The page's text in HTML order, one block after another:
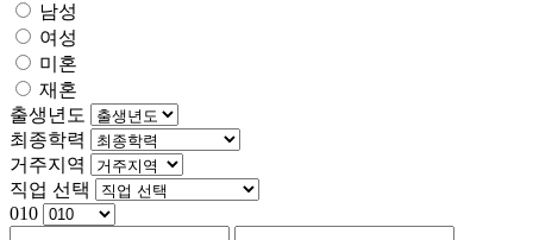
남성
여성
미혼
재혼
출생년도
최종학력
거주지역
직업 선택
010